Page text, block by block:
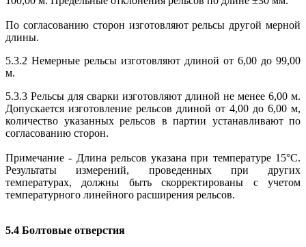
По согласованию сторон изготовляют рельсы другой мерной
длины.
5.3.2 Немерные рельсы изготовляют длиной от 6,00 до 99,00
м.
5.3.3 Рельсы для сварки изготовляют длиной не менее 6,00 м.
Допускается изготовление рельсов длиной от 4,00 до 6,00 м,
количество указанных рельсов в партии устанавливают по
согласованию сторон.
Примечание - Длина рельсов указана при температуре 15°С.
Результаты измерений, проведенных при других
температурах, должны быть скорректированы с учетом
температурного линейного расширения рельсов.
5.4 Болтовые отверстия